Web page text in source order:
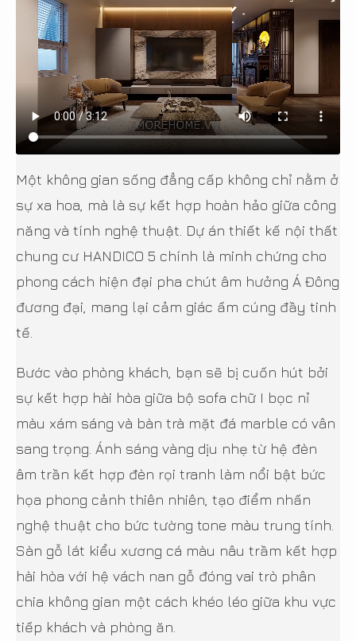
Một không gian sống đẳng cấp không chỉ nằm ở
sự xa hoa, mà là sự kết hợp hoàn hảo giữa công
năng và tính nghệ thuật. Dự án thiết kế nội thất
chung cư HANDICO 5 chính là minh chứng cho
phong cách hiện đại pha chút âm hưởng Á Đông
đương đại, mang lại cảm giác ấm cúng đầy tinh
tế.
Bước vào phòng khách, bạn sẽ bị cuốn hút bởi
sự kết hợp hài hòa giữa bộ sofa chữ I bọc nỉ
màu xám sáng và bàn trà mặt đá marble có vân
sang trọng. Ánh sáng vàng dịu nhẹ từ hệ đèn
âm trần kết hợp đèn rọi tranh làm nổi bật bức
họa phong cảnh thiên nhiên, tạo điểm nhấn
nghệ thuật cho bức tường tone màu trung tính.
Sàn gỗ lát kiểu xương cá màu nâu trầm kết hợp
hài hòa với hệ vách nan gỗ đóng vai trò phân
chia không gian một cách khéo léo giữa khu vực
tiếp khách và phòng ăn.